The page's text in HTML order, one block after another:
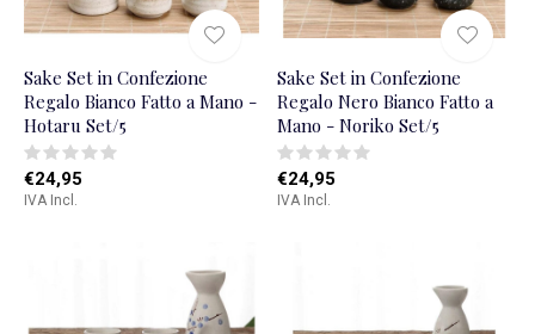
Sake Set in Confezione
Regalo Bianco Fatto a Mano -
Hotaru Set/5
€24,95
IVA Incl.
Sake Set in Confezione
Regalo Nero Bianco Fatto a
Mano - Noriko Set/5
€24,95
IVA Incl.